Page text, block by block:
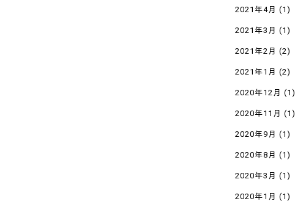
2021年4月 (1)
2021年3月 (1)
2021年2月 (2)
2021年1月 (2)
2020年12月 (1)
2020年11月 (1)
2020年9月 (1)
2020年8月 (1)
2020年3月 (1)
2020年1月 (1)